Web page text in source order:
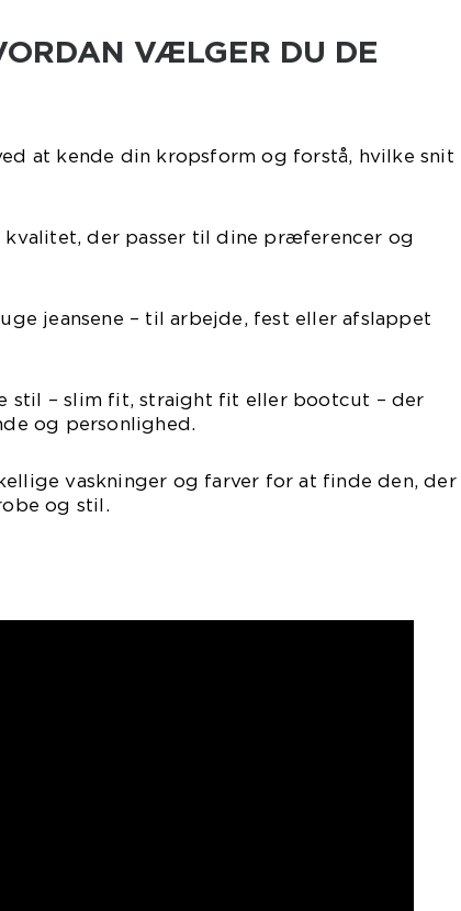
VÆLGER DU DE
at kende din kropsform og forstå, hvilke snit
der passer til dine præferencer og
jeansene – til arbejde, fest eller afslappet
stil – slim fit, straight fit eller bootcut – der
og personlighed.
vaskninger og farver for at finde den, der
og stil.